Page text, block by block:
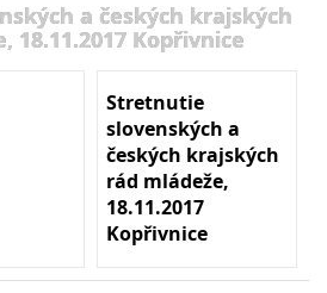
a českých krajských
18.11.2017 Kopřivnice
Stretnutie
slovenských a
českých krajských
rád mládeže,
18.11.2017
Kopřivnice